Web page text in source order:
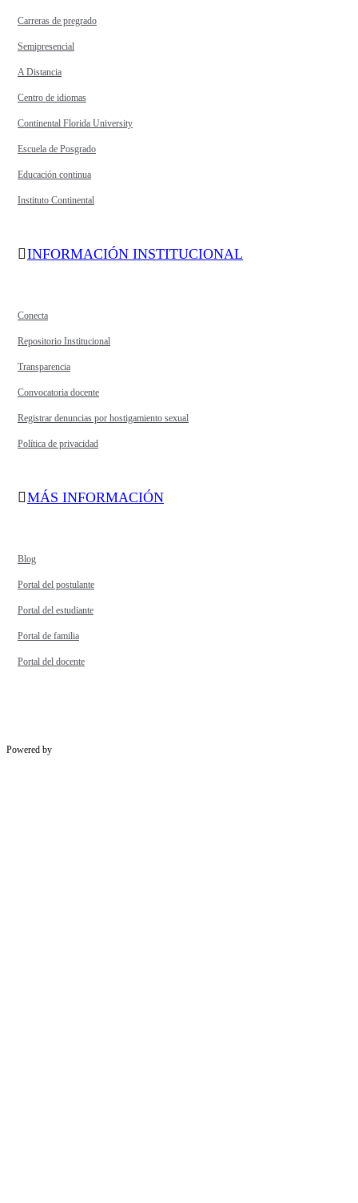
Carreras de pregrado
Semipresencial
A Distancia
Centro de idiomas
Continental Florida University
Escuela de Posgrado
Educación continua
Instituto Continental
INFORMACIÓN INSTITUCIONAL
Conecta
Repositorio Institucional
Transparencia
Convocatoria docente
Registrar denuncias por hostigamiento sexual
Política de privacidad
MÁS INFORMACIÓN
Blog
Portal del postulante
Portal del estudiante
Portal de familia
Portal del docente
Powered by